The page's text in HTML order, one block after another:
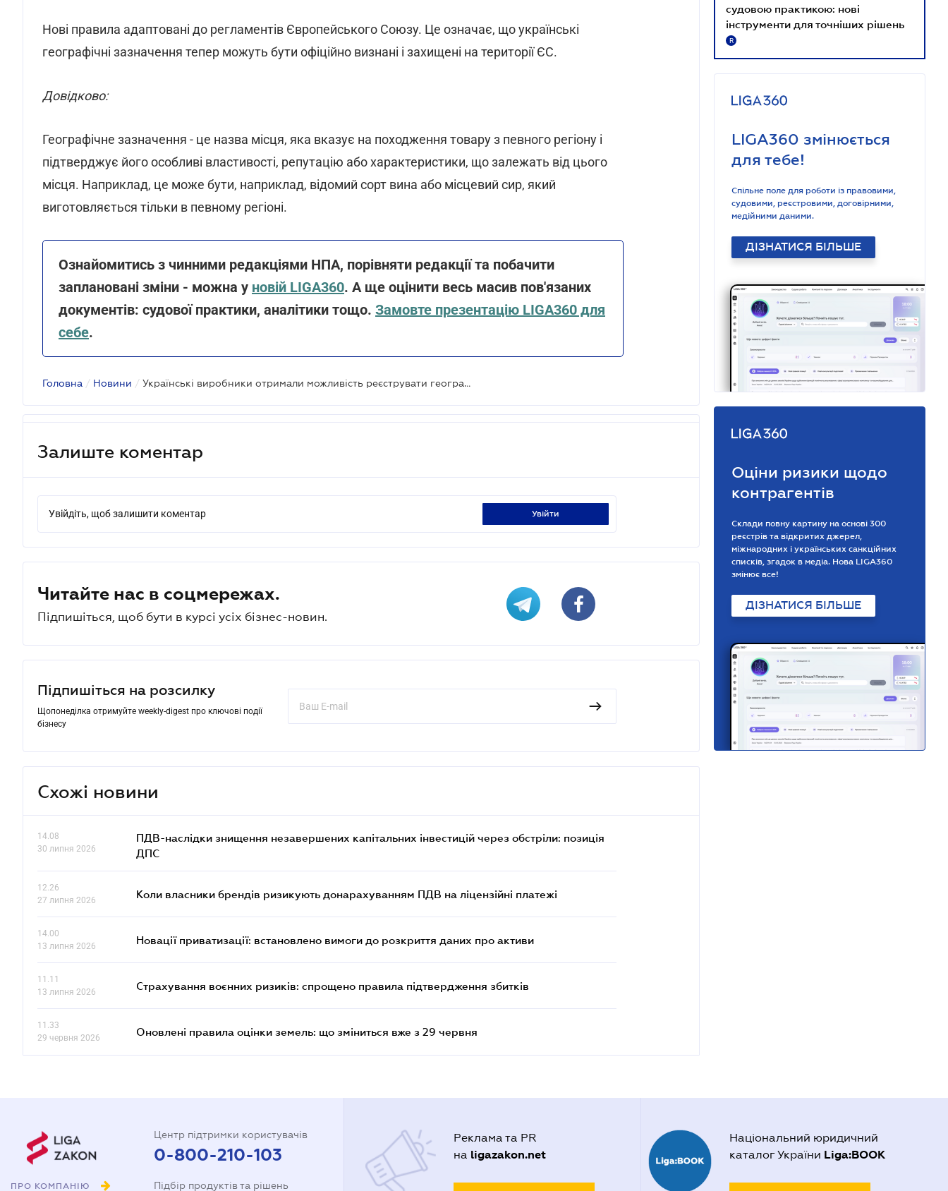
Нові правила адаптовані до регламентів Європейського Союзу. Це означає, що українські
географічні зазначення тепер можуть бути офіційно визнані і захищені на території ЄС.
Довідково:
Географічне зазначення - це назва місця, яка вказує на походження товару з певного регіону і
підтверджує його особливі властивості, репутацію або характеристики, що залежать від цього
місця. Наприклад, це може бути, наприклад, відомий сорт вина або місцевий сир, який
виготовляється тільки в певному регіоні.
Ознайомитись з чинними редакціями НПА, порівняти редакції та побачити
заплановані зміни - можна у новій LIGA360. А ще оцінити весь масив пов'язаних
документів: судової практики, аналітики тощо. Замовте презентацію LIGA360 для
себе.
Головна / Новини / Українські виробники отримали можливість реєструвати географічні зазначення
Залиште коментар
Увійдіть, щоб залишити коментар увійти
Читайте нас в соцмережах.
Підпишіться, щоб бути в курсі усіх бізнес-новин.
Підпишіться на розсилку
Щопонеділка отримуйте weekly-digest про ключові події
бізнесу
Схожі новини
14.08
30 липня 2026
ПДВ-наслідки знищення незавершених капітальних інвестицій через обстріли: позиція
ДПС
12.26
27 липня 2026
Коли власники брендів ризикують донарахуванням ПДВ на ліцензійні платежі
14.00
13 липня 2026
Новації приватизації: встановлено вимоги до розкриття даних про активи
11.11
13 липня 2026
Страхування воєнних ризиків: спрощено правила підтвердження збитків
11.33
29 червня 2026
Оновлені правила оцінки земель: що зміниться вже з 29 червня
судовою практикою: нові
інструменти для точніших рішень
R
LIGA360 змінюється
для тебе!
Спільне поле для роботи із правовими,
судовими, реєстровими, договірними,
медійними даними.
ДІЗНАТИСЯ БІЛЬШЕ
Оціни ризики щодо
контрагентів
Склади повну картину на основі 300
реєстрів та відкритих джерел,
міжнародних і українських санкційних
списків, згадок в медіа. Нова LIGA360
змінює все!
ДІЗНАТИСЯ БІЛЬШЕ
ПРО КОМПАНІЮ
Центр підтримки користувачів
0-800-210-103
Підбір продуктів та рішень
Реклама та PR
на ligazakon.net
Національний юридичний
каталог України Liga:BOOK